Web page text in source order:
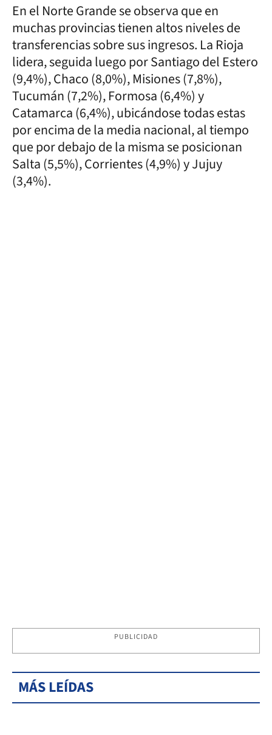
En el Norte Grande se observa que en
muchas provincias tienen altos niveles de
transferencias sobre sus ingresos. La Rioja
lidera, seguida luego por Santiago del Estero
(9,4%), Chaco (8,0%), Misiones (7,8%),
Tucumán (7,2%), Formosa (6,4%) y
Catamarca (6,4%), ubicándose todas estas
por encima de la media nacional, al tiempo
que por debajo de la misma se posicionan
Salta (5,5%), Corrientes (4,9%) y Jujuy
(3,4%).
PUBLICIDAD
MÁS LEÍDAS